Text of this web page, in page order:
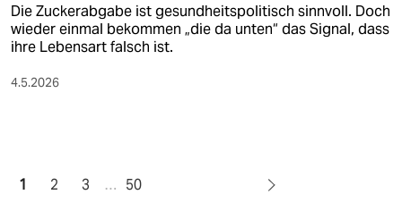
Die Zuckerabgabe ist gesundheitspolitisch sinnvoll. Doch
wieder einmal bekommen „die da unten“ das Signal, dass
ihre Lebensart falsch ist.
4.5.2026
1 2 3 … 50